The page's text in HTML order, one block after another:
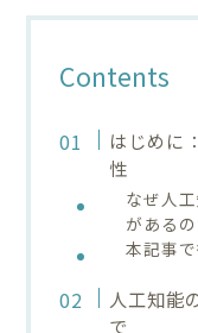
Contents
はじめに
性
なぜ人
があるの
本記事
人工知能
で